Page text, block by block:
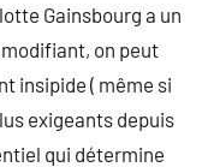
Gainsbourg a un
on peut
insipide ( même si
exigeants depuis
qui détermine